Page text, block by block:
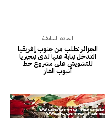
المادة السابقة
الجزائر تطلب من جنوب إفريقيا
التدخل نيابة عنها لدى نيجيريا
للتشويش على مشروع خط
أنبوب الغاز